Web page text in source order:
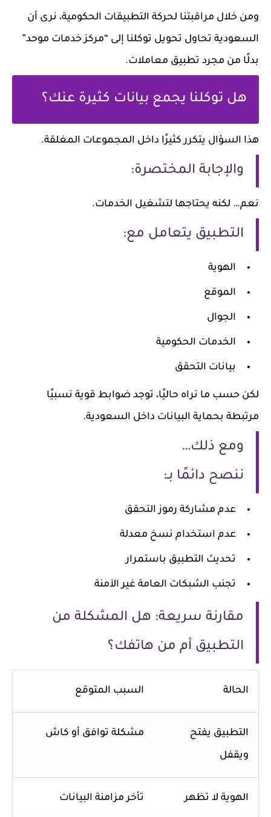
ومن خلال مراقبتنا لحركة التطبيقات الحكومية، نرى أن
السعودية تحاول تحويل توكلنا إلى “مركز خدمات موحد”
بدلًا من مجرد تطبيق معاملات.
هل توكلنا يجمع بيانات كثيرة عنك؟
هذا السؤال يتكرر كثيرًا داخل المجموعات المغلقة.
والإجابة المختصرة:
نعم… لكنه يحتاجها لتشغيل الخدمات.
التطبيق يتعامل مع:
الهوية
الموقع
الجوال
الخدمات الحكومية
بيانات التحقق
لكن حسب ما نراه حاليًا، توجد ضوابط قوية نسبيًا
مرتبطة بحماية البيانات داخل السعودية.
ومع ذلك…
ننصح دائمًا بـ:
عدم مشاركة رموز التحقق
عدم استخدام نسخ معدلة
تحديث التطبيق باستمرار
تجنب الشبكات العامة غير الآمنة
مقارنة سريعة: هل المشكلة من
التطبيق أم من هاتفك؟
الحالة السبب المتوقع
التطبيق يفتح
ويقفل
مشكلة توافق أو كاش
الهوية لا تظهر تأخر مزامنة البيانات